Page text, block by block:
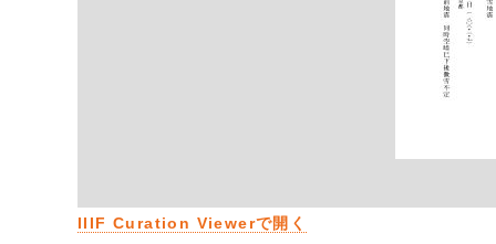
IIIF Curation Viewerで開く